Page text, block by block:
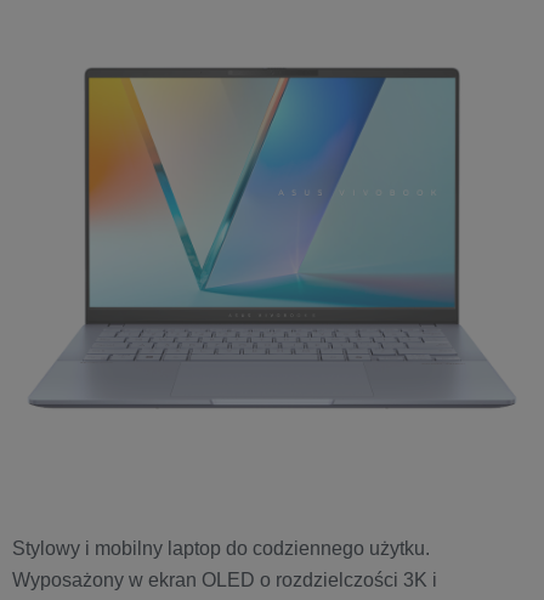
Stylowy i mobilny laptop do codziennego użytku.
Wyposażony w ekran OLED o rozdzielczości 3K i